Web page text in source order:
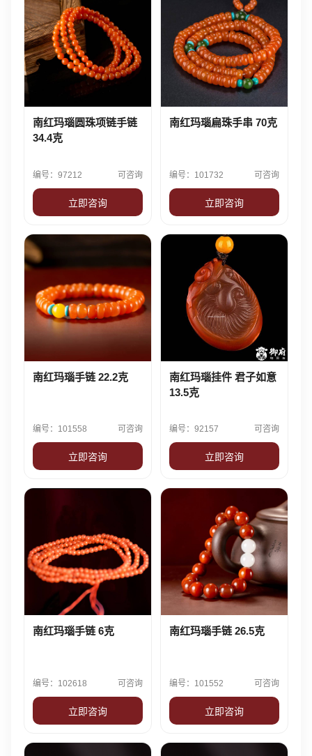
南红玛瑙圆珠项链手链
34.4克
编号：97212 可咨询
立即咨询
南红玛瑙扁珠手串 70克
编号：101732 可咨询
立即咨询
南红玛瑙手链 22.2克
编号：101558 可咨询
立即咨询
南红玛瑙挂件 君子如意
13.5克
编号：92157 可咨询
立即咨询
南红玛瑙手链 6克
编号：102618 可咨询
立即咨询
南红玛瑙手链 26.5克
编号：101552 可咨询
立即咨询